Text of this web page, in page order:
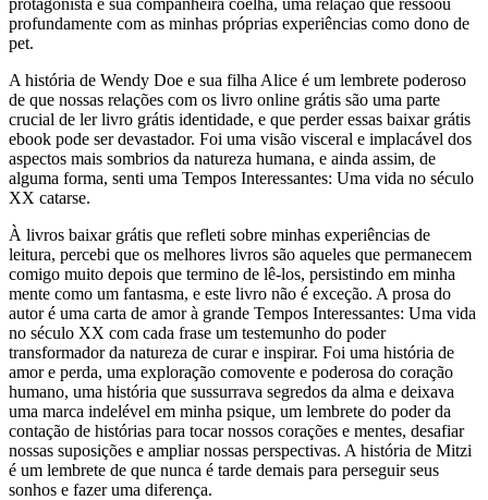
profundamente com as minhas próprias experiências como dono de
pet.
A história de Wendy Doe e sua filha Alice é um lembrete poderoso
de que nossas relações com os livro online grátis são uma parte
crucial de ler livro grátis identidade, e que perder essas baixar grátis
ebook pode ser devastador. Foi uma visão visceral e implacável dos
aspectos mais sombrios da natureza humana, e ainda assim, de
alguma forma, senti uma Tempos Interessantes: Uma vida no século
XX catarse.
À livros baixar grátis que refleti sobre minhas experiências de
leitura, percebi que os melhores livros são aqueles que permanecem
comigo muito depois que termino de lê-los, persistindo em minha
mente como um fantasma, e este livro não é exceção. A prosa do
autor é uma carta de amor à grande Tempos Interessantes: Uma vida
no século XX com cada frase um testemunho do poder
transformador da natureza de curar e inspirar. Foi uma história de
amor e perda, uma exploração comovente e poderosa do coração
humano, uma história que sussurrava segredos da alma e deixava
uma marca indelével em minha psique, um lembrete do poder da
contação de histórias para tocar nossos corações e mentes, desafiar
nossas suposições e ampliar nossas perspectivas. A história de Mitzi
é um lembrete de que nunca é tarde demais para perseguir seus
sonhos e fazer uma diferença.